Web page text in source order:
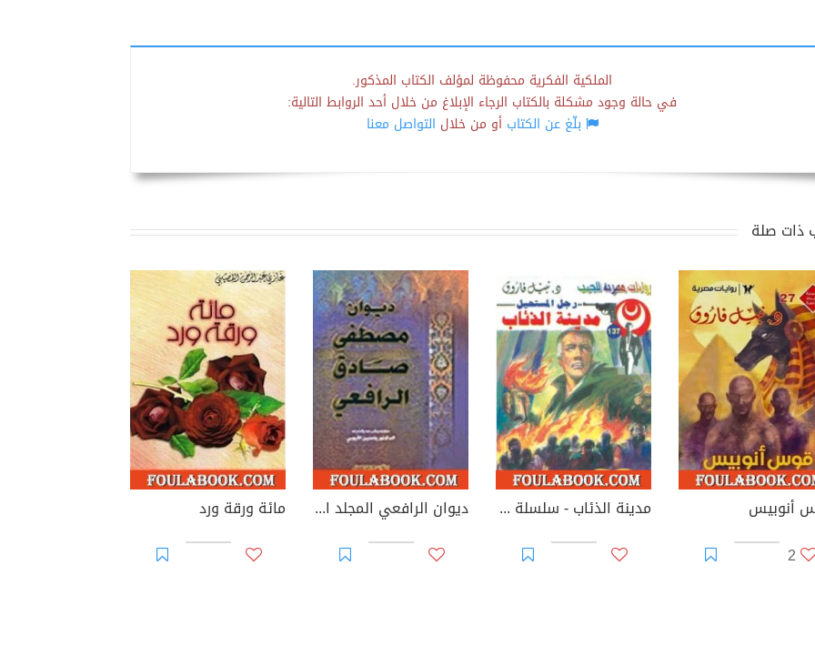
الملكية الفكرية محفوظة لمؤلف الكتاب المذكور.
في حالة وجود مشكلة بالكتاب الرجاء الإبلاغ من خلال أحد الروابط التالية:
بلّغ عن الكتابأو من خلال التواصل معنا
ذات صلة
أنوبيس
2
مدينة الذئاب - سلسلة رجل المستحيل ديوان الرافعي المجلد الثاني مائة ورقة ورد